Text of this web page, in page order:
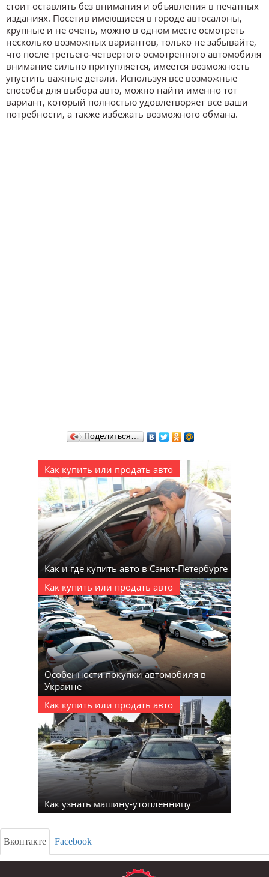
стоит оставлять без внимания и объявления в печатных
изданиях. Посетив имеющиеся в городе автосалоны,
крупные и не очень, можно в одном месте осмотреть
несколько возможных вариантов, только не забывайте,
что после третьего-четвёртого осмотренного автомобиля
внимание сильно притупляется, имеется возможность
упустить важные детали. Используя все возможные
способы для выбора авто, можно найти именно тот
вариант, который полностью удовлетворяет все ваши
потребности, а также избежать возможного обмана.
Поделиться…
Как купить или продать авто
Как и где купить авто в Санкт-Петербурге
Как купить или продать авто
Особенности покупки автомобиля в
Украине
Как купить или продать авто
Как узнать машину-утопленницу
Вконтакте Facebook